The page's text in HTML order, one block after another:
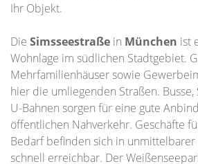
Ihr Objekt.
Die Simsseestraße in München ist
Wohnlage im südlichen Stadtgebiet.
Mehrfamilienhäuser sowie
hier die umliegenden Straßen.
U-Bahnen sorgen für eine gute
öffentlichen Nahverkehr. Geschäfte
Bedarf befinden sich in unmittelbarer
schnell erreichbar. Der